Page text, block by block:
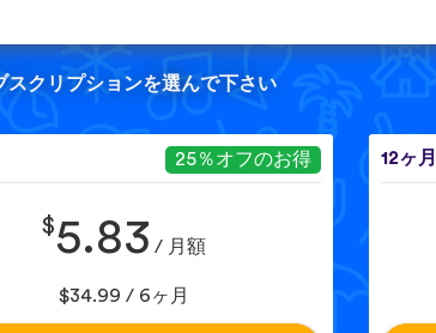
スクリプションを選んで下さい
25％オフのお得
$5.83 / 月額
$34.99 / 6ヶ月
12ヶ月